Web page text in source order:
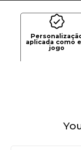
aplicada como
jogo